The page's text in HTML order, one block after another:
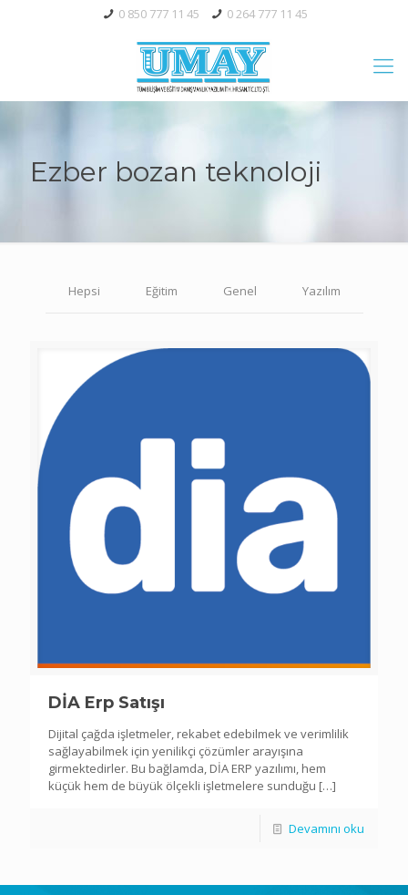
0 850 777 11 45 0 264 777 11 45
Ezber bozan teknoloji
Hepsi Eğitim Genel Yazılım
DİA Erp Satışı
Dijital çağda işletmeler, rekabet edebilmek ve verimlilik
sağlayabilmek için yenilikçi çözümler arayışına
girmektedirler. Bu bağlamda, DİA ERP yazılımı, hem
küçük hem de büyük ölçekli işletmelere sunduğu […]
Devamını oku